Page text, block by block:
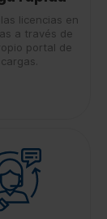
licencias en
a través de
portal de